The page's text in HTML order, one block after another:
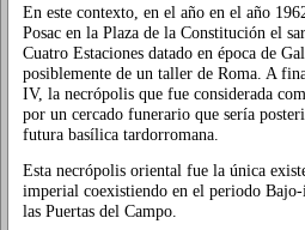
En este contexto, en el año en el año
Posac en la Plaza de la Constitución el
Cuatro Estaciones datado en época de
posiblemente de un taller de Roma. A
IV, la necrópolis que fue considerada
por un cercado funerario que sería
futura basílica tardorromana.
Esta necrópolis oriental fue la única
imperial coexistiendo en el periodo
las Puertas del Campo.